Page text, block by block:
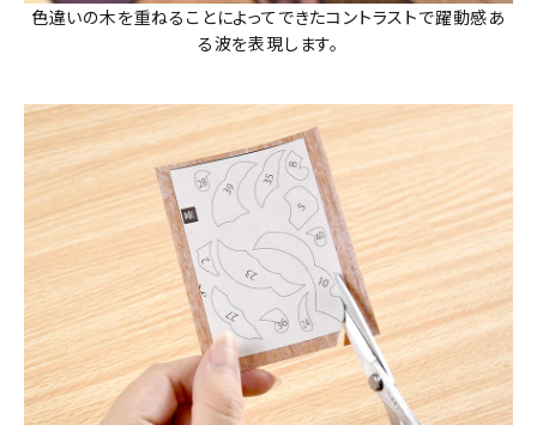
色違いの木を重ねることによってできたコントラストで躍動感あ
る波を表現します。